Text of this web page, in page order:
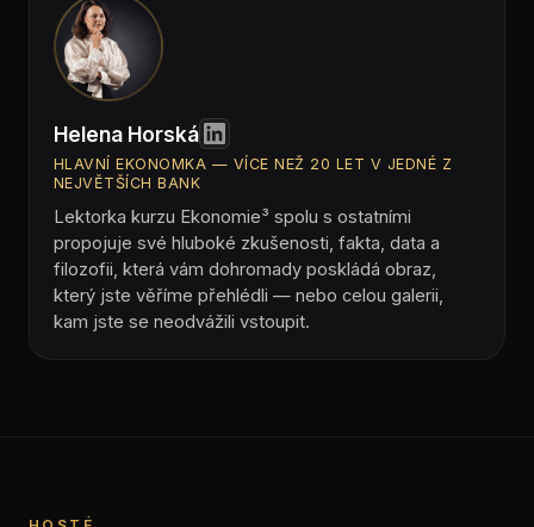
Helena Horská
HLAVNÍ EKONOMKA — VÍCE NEŽ 20 LET V JEDNÉ Z
NEJVĚTŠÍCH BANK
Lektorka kurzu Ekonomie³ spolu s ostatními
propojuje své hluboké zkušenosti, fakta, data a
filozofii, která vám dohromady poskládá obraz,
který jste věříme přehlédli — nebo celou galerii,
kam jste se neodvážili vstoupit.